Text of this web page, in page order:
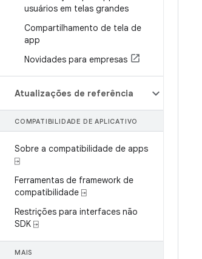
usuários em telas grandes
Compartilhamento de tela de
app
Novidades para empresas
Atualizações de referência
COMPATIBILIDADE DE APLICATIVO
Sobre a compatibilidade de apps
⍈
Ferramentas de framework de
compatibilidade ⍈
Restrições para interfaces não
SDK ⍈
MAIS